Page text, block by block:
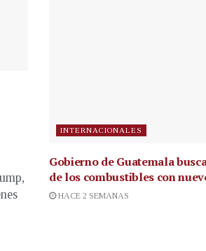
INTERNACIONALES
Gobierno de Guatemala
de los combustibles con
HACE 2 SEMANAS